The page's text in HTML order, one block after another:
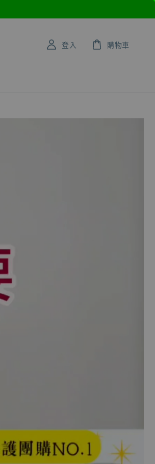
登入 購物車